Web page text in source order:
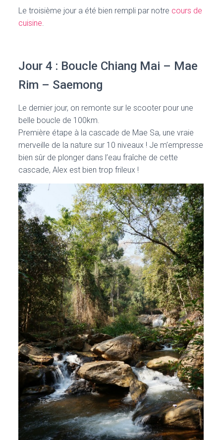
Le troisième jour a été bien rempli par notre cours de
cuisine
Jour 4 : Boucle Chiang Mai – Mae
Rim – Saemong
Le dernier jour, on remonte sur le scooter pour une
belle boucle de 100km.
Première étape à la cascade de Mae Sa, une vraie
merveille de la nature sur 10 niveaux ! Je m’empresse
bien sûr de plonger dans l’eau fraîche de cette
cascade, Alex est bien trop frileux !